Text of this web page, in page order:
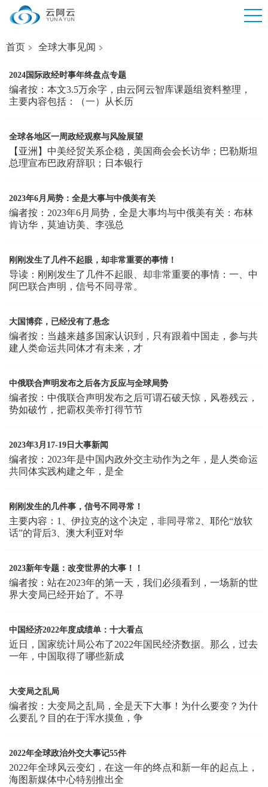
首页 全球大事见闻
2024国际政经时事年终盘点专题
编者按：本文3.5万余字，由云阿云智库课题组资料整理，
主要内容包括：（一）从长历
全球各地区一周政经观察与风险展望
【亚洲】中美经贸关系企稳，美国商会会长访华；巴勒斯坦
总理宣布巴政府辞职；日本银行
2023年6月局势：全是大事与中俄美有关
编者按：2023年6月局势，全是大事均与中俄美有关：布林
肯访华，莫迪访美、李强总
刚刚发生了几件不起眼，却非常重要的事情！
导读：刚刚发生了几件不起眼、却非常重要的事情：一、中
阿巴联合声明，信号不同寻常。
大国博弈，已经没有了悬念
编者按：当越来越多国家认识到，只有跟着中国走，参与共
建人类命运共同体才有未来，才
中俄联合声明发布之后各方反应与全球局势
编者按：中俄联合声明发布之后可谓石破天惊，风卷残云，
势如破竹，把霸权美帝打得节节
2023年3月17-19日大事新闻
编者按：2023年是中国内政外交主动作为之年，是人类命运
共同体实践构建之年，是全
刚刚发生的几件事，信号不同寻常！
主要内容：1、伊拉克的这个决定，非同寻常2、耶伦“放软
话”的背后3、澳大利亚对华
2023新年专题：改变世界的大事！！
编者按：站在2023年的第一天，我们必须看到，一场新的世
界大变局已经开始了。不寻
中国经济2022年度成绩单：十大看点
近日，国家统计局公布了2022年国民经济数据。那么，过去
一年，中国取得了哪些新成
大变局之乱局
编者按：大变局之乱局，全是天下大事！为什么要变？为什
么要乱？目的在于浑水摸鱼，争
2022年全球政治外交大事记55件
2022年全球风云变幻，在这一年的终点和新一年的起点上，
海图新媒体中心特别推出全